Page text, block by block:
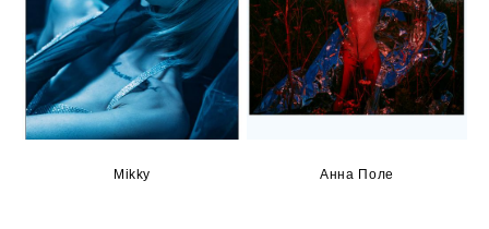
Mikky Анна Поле